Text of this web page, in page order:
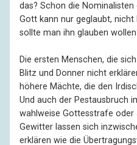
das? Schon die
Gott kann nur geglaubt,
sollte man ihn glauben
Die ersten Menschen, die
Blitz und Donner nicht
höhere Mächte, die den
Und auch der Pestausbruch
wahlweise Gottesstrafe oder
Gewitter lassen sich
erklären wie die